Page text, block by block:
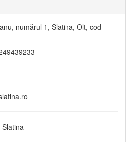
numărul 1, Slatina, Olt, cod
Slatina